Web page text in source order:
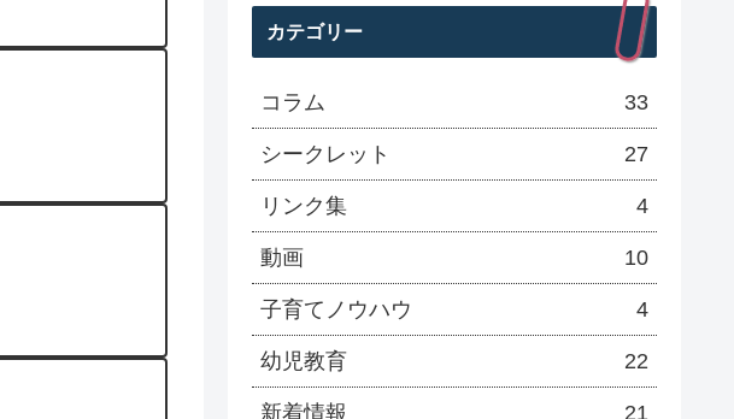
カテゴリー
コラム 33
シークレット 27
リンク集 4
動画 10
子育てノウハウ 4
幼児教育 22
新着情報 21